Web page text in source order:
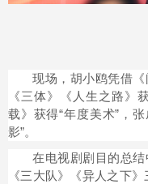
现场，胡小鸥凭借
《三体》《人生之路》
载》获得“年度美术”，
影”。
在电视剧剧目的总结
《三大队》《异人之下